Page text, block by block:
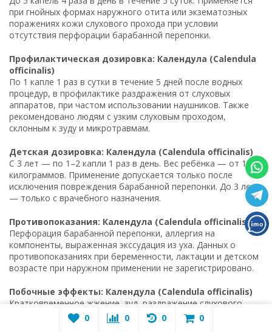
при гнойных формах наружного отита или экзематозных
поражениях кожи слухового прохода при условии
отсутствия перфорации барабанной перепонки.
Профилактическая дозировка: Календула (Calendula
officinalis)
По 1 капле 1 раз в сутки в течение 5 дней после водных
процедур, в профилактике раздражения от слуховых
аппаратов, при частом использовании наушников. Также
рекомендовано людям с узким слуховым проходом,
склонным к зуду и микротравмам.
Детская дозировка: Календула (Calendula officinalis)
С 3 лет — по 1–2 капли 1 раз в день. Вес ребёнка — от 15
килограммов. Применение допускается только после
исключения повреждения барабанной перепонки. До 3 лет
— только с врачебного назначения.
Противопоказания: Календула (Calendula officinalis)
Перфорация барабанной перепонки, аллергия на
компоненты, выраженная экссудация из уха. Данных о
противопоказаниях при беременности, лактации и детском
возрасте при наружном применении не зарегистрировано.
Побочные эффекты: Календула (Calendula officinalis)
Кратковременное жжение, зуд, раздражение слухового
прохода. При передозировке — мацерация кожи и усиление
0 0 0 0